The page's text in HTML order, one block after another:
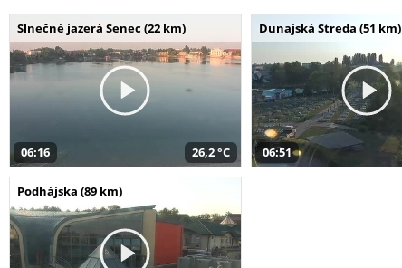
Slnečné jazerá Senec (22 km)
06:16 26,2 °C
Dunajská Streda (51 km)
06:51
Podhájska (89 km)